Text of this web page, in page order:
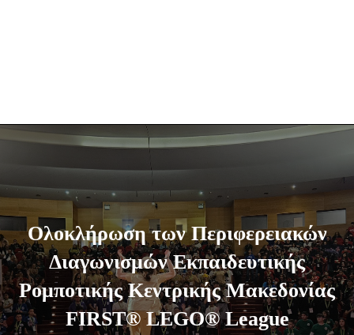
Ολοκλήρωση των Περιφερειακών
Διαγωνισμών Εκπαιδευτικής
Ρομποτικής Κεντρικής Μακεδονίας
FIRST® LEGO® League